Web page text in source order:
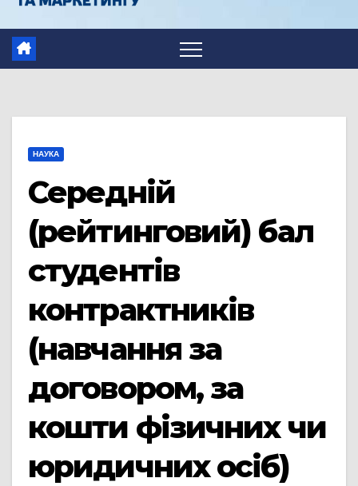
НАУКА
Середній
(рейтинговий) бал
студентів
контрактників
(навчання за
договором, за
кошти фізичних чи
юридичних осіб)